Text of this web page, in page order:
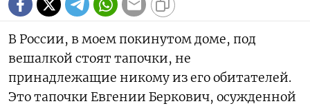
В России, в моем покинутом доме, под
вешалкой стоят тапочки, не
принадлежащие никому из его обитателей.
Это тапочки Евгении Беркович, осужденной